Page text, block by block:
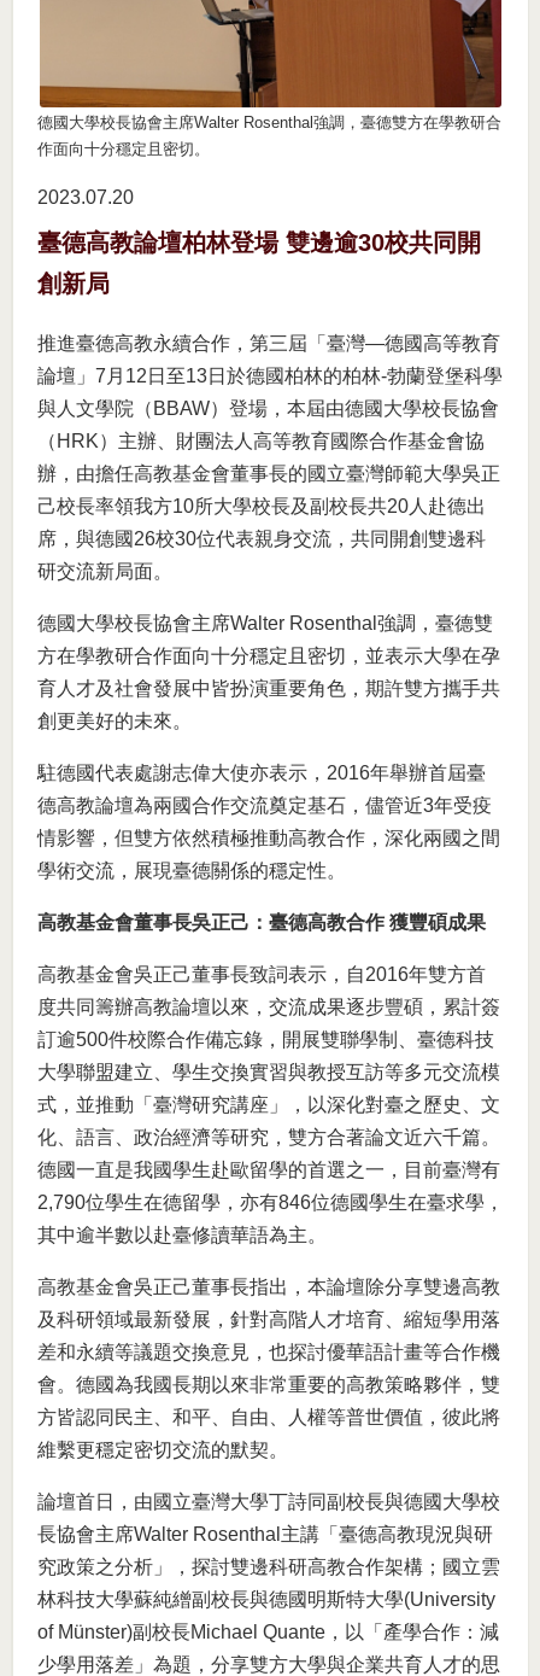
德國大學校長協會主席Walter Rosenthal強調，臺德雙方在學教研合
作面向十分穩定且密切。
2023.07 20
臺德高教論壇柏林登場 雙邊逾30校共同開
創新局
推進臺德高教永續合作，第三屆「臺灣—德國高等教育
論壇」7月12日至13日於德國柏林的柏林-勃蘭登堡科學
與人文學院（BBAW）登場，本屆由德國大學校長協會
（HRK）主辦、財團法人高等教育國際合作基金會協
辦，由擔任高教基金會董事長的國立臺灣師範大學吳正
己校長率領我方10所大學校長及副校長共20人赴德出
席，與德國26校30位代表親身交流，共同開創雙邊科
研交流新局面。
德國大學校長協會主席Walter Rosenthal強調，臺德雙
方在學教研合作面向十分穩定且密切，並表示大學在孕
育人才及社會發展中皆扮演重要角色，期許雙方攜手共
創更美好的未來。
駐德國代表處謝志偉大使亦表示，2016年舉辦首屆臺
德高教論壇為兩國合作交流奠定基石，儘管近3年受疫
情影響，但雙方依然積極推動高教合作，深化兩國之間
學術交流，展現臺德關係的穩定性。
高教基金會董事長吳正己：臺德高教合作 獲豐碩成果
高教基金會吳正己董事長致詞表示，自2016年雙方首
度共同籌辦高教論壇以來，交流成果逐步豐碩，累計簽
訂逾500件校際合作備忘錄，開展雙聯學制、臺德科技
大學聯盟建立、學生交換實習與教授互訪等多元交流模
式，並推動「臺灣研究講座」，以深化對臺之歷史、文
化、語言、政治經濟等研究，雙方合著論文近六千篇。
德國一直是我國學生赴歐留學的首選之一，目前臺灣有
2,790位學生在德留學，亦有846位德國學生在臺求學，
其中逾半數以赴臺修讀華語為主。
高教基金會吳正己董事長指出，本論壇除分享雙邊高教
及科研領域最新發展，針對高階人才培育、縮短學用落
差和永續等議題交換意見，也探討優華語計畫等合作機
會。德國為我國長期以來非常重要的高教策略夥伴，雙
方皆認同民主、和平、自由、人權等普世價值，彼此將
維繫更穩定密切交流的默契。
論壇首日，由國立臺灣大學丁詩同副校長與德國大學校
長協會主席Walter Rosenthal主講「臺德高教現況與研
究政策之分析」，探討雙邊科研高教合作架構；國立雲
林科技大學蘇純繒副校長與德國明斯特大學(University
of Münster)副校長Michael Quante，以「產學合作：減
少學用落差」為題，分享雙方大學與企業共育人才的思